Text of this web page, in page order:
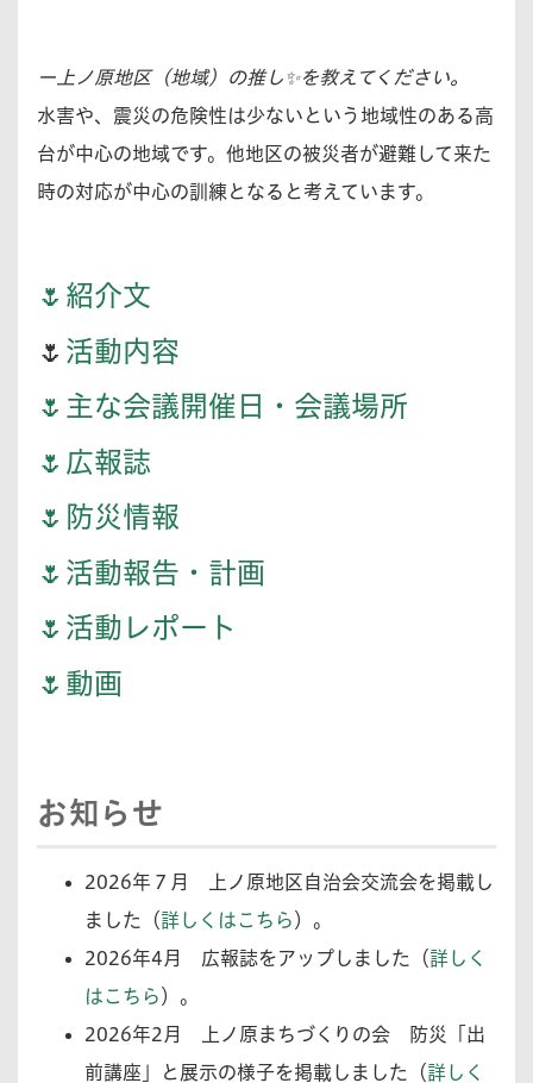
ー上ノ原地区（地域）の推し✨を教えてください。
水害や、震災の危険性は少ないという地域性のある高
台が中心の地域です。他地区の被災者が避難して来た
時の対応が中心の訓練となると考えています。
🌷紹介文
🌷 活動内容
🌷主な会議開催日・会議場所
🌷広報誌
🌷防災情報
🌷活動報告・計画
🌷活動レポート
🌷動画
お知らせ
2026年７月
上ノ原地区自治会交流会を掲載し
ました（詳しくはこちら ）。
2026年4月 広報誌をアップしました（詳しく
はこちら ）。
2026年2月
上ノ原まちづくりの会 防災「出
前講座」と展示の様子を掲載しました（詳しく